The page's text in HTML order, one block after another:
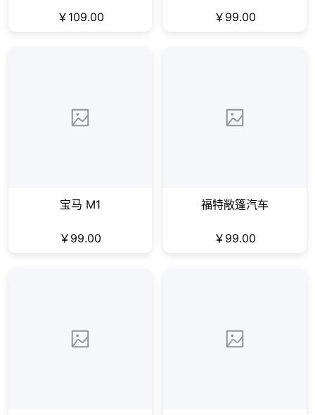
￥109.00 ￥99.00
宝马 M1
￥99.00
福特敞篷汽车
￥99.00